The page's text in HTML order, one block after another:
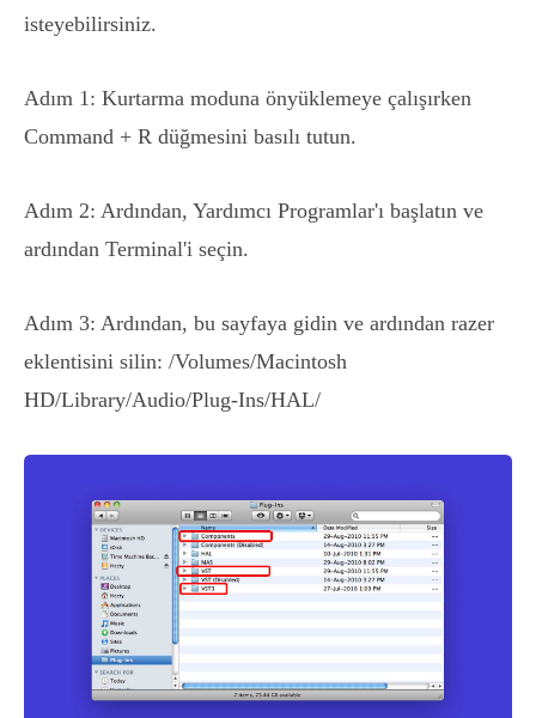
isteyebilirsiniz.
Adım 1: Kurtarma moduna önyüklemeye çalışırken
Command + R düğmesini basılı tutun.
Adım 2: Ardından, Yardımcı Programlar'ı başlatın ve
ardından Terminal'i seçin.
Adım 3: Ardından, bu sayfaya gidin ve ardından razer
eklentisini silin: /Volumes/Macintosh
HD/Library/Audio/Plug-Ins/HAL/